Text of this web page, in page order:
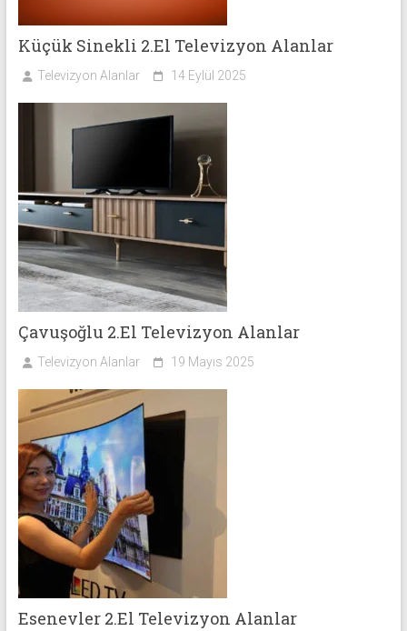
Küçük Sinekli 2.El Televizyon Alanlar
Televizyon Alanlar 14 Eylül 2025
Çavuşoğlu 2.El Televizyon Alanlar
Televizyon Alanlar 19 Mayıs 2025
Esenevler 2.El Televizyon Alanlar